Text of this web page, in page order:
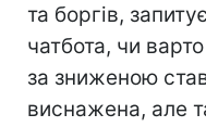
та боргів,
чатбота, чи
за зниженою
виснажена, але